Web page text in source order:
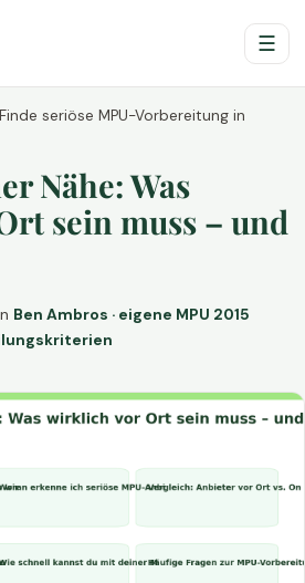
☰
Finde seriöse MPU-Vorbereitung in
Nähe: Was
sein muss – und
Ben Ambros · eigene MPU 2015